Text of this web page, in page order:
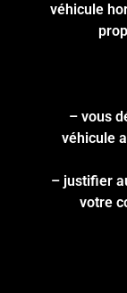
véhicule
– vous
véhicule
– justifier
votre